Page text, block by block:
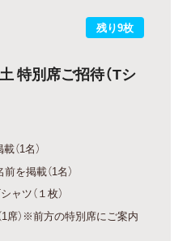
残り9枚
特別席ご招待（Tシ
（1名）
を掲載（1名）
ツ（１枚）
席）※前方の特別席にご案内